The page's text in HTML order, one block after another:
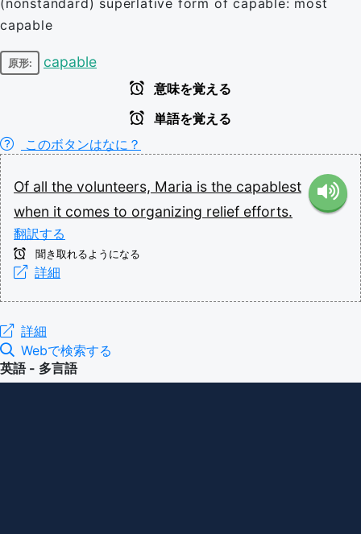
capable
原形: capable
意味を覚える
単語を覚える
このボタンはなに？
Of all the volunteers, Maria is the capablest
when it comes to organizing relief efforts.
翻訳する
聞き取れるようになる
詳細
詳細
Webで検索する
英語 - 多言語